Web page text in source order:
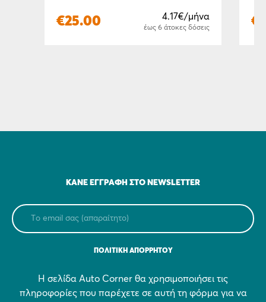
€25.00 4.17€/μήνα
έως 6 άτοκες δόσεις €
ΚΆΝΕ ΕΓΓΡΑΦΉ ΣΤΟ NEWSLETTER
ΠΟΛΙΤΙΚΗ ΑΠΟΡΡΗΤΟΥ
Η σελίδα Auto Corner θα χρησιμοποιήσει τις
πληροφορίες που παρέχετε σε αυτή τη φόρμα για να